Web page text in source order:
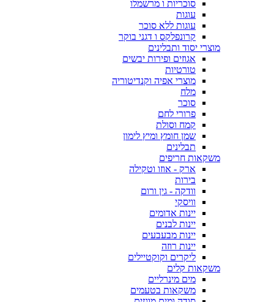
סוכריות ו מרשמלו
עוגות
עוגות ללא סוכר
קרונפלקס ו דגני בוקר
מוצרי יסוד ותבלינים
אגוזים ופירות יבשים
טורטיות
מוצרי אפיה וקנדיטוריה
מלח
סוכר
פרורי לחם
קמח וסולת
שמן חומץ ומיץ לימון
תבלינים
משקאות חריפים
ארק - אוזו וטקילה
בירות
וודקה - גין ורום
וויסקי
יינות אדומים
יינות לבנים
יינות מבעבעים
יינות רוזה
ליקרים וקוקטיילים
משקאות קלים
מים מינרליים
משקאות בטעמים